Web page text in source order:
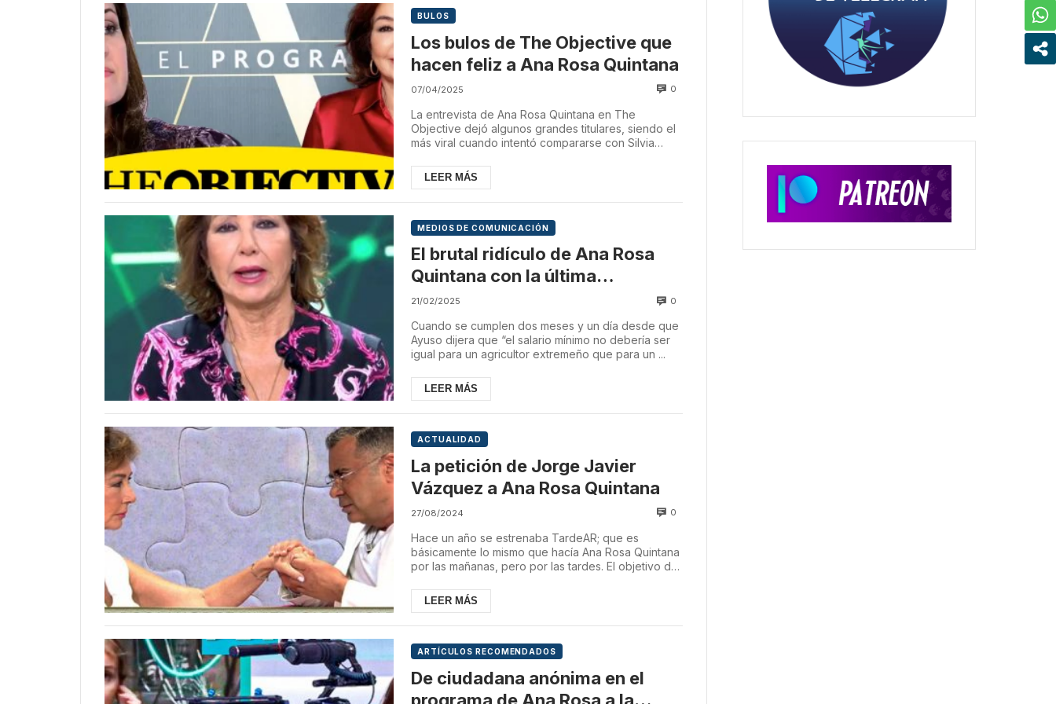
BULOS
Los bulos de The Objective que
hacen feliz a Ana Rosa Quintana
07/04/2025 0
La entrevista de Ana Rosa Quintana en The
Objective dejó algunos grandes titulares, siendo el
más viral cuando intentó compararse con Silvia
LEER MÁS
MEDIOS DE COMUNICACIÓN
El brutal ridículo de Ana Rosa
Quintana con la última
ocurrencia de Junts para
defender a Ayuso
21/02/2025 0
Cuando se cumplen dos meses y un día desde que
Ayuso dijera que “el salario mínimo no debería ser
igual para un agricultor extremeño que para un ...
LEER MÁS
ACTUALIDAD
La petición de Jorge Javier
Vázquez a Ana Rosa Quintana
27/08/2024 0
Hace un año se estrenaba TardeAR; que es
básicamente lo mismo que hacía Ana Rosa Quintana
por las mañanas, pero por las tardes. El objetivo de
LEER MÁS
ARTÍCULOS RECOMENDADOS
De ciudadana anónima en el
programa de Ana Rosa a la